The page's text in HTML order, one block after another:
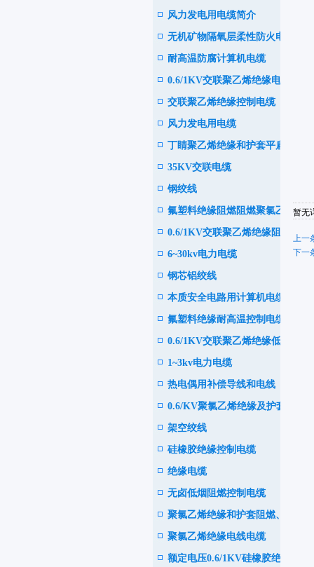
风力发电用电缆简介
无机矿物隔氧层柔性防火电缆
耐高温防腐计算机电缆
0.6/1KV交联聚乙烯绝缘电力
电缆
交联聚乙烯绝缘控制电缆
风力发电用电缆
丁睛聚乙烯绝缘和护套平扁型
软电缆
35KV交联电缆
钢绞线
氟塑料绝缘阻燃阻燃聚氯乙烯
护套控制电缆
0.6/1KV交联聚乙烯绝缘阻
燃、耐火电力电缆
6~30kv电力电缆
钢芯铝绞线
本质安全电路用计算机电缆
氟塑料绝缘耐高温控制电缆
0.6/1KV交联聚乙烯绝缘低烟
或无卤阻燃耐火电力电缆
1~3kv电力电缆
热电偶用补偿导线和电线
0.6/KV聚氯乙烯绝缘及护套
电力电缆
架空绞线
硅橡胶绝缘控制电缆
绝缘电缆
无卤低烟阻燃控制电缆
聚氯乙烯绝缘和护套阻燃、耐
火电力电缆
聚氯乙烯绝缘电线电缆
额定电压0.6/1KV硅橡胶绝缘
暂无
上一
下一